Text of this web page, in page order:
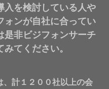
入を検討している人や
ォンが自社に合ってい
是非ビジフォンサーチ
てください。
、計１２００社以上の会